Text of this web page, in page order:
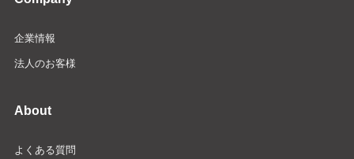
企業情報
法人のお客様
About
よくある質問